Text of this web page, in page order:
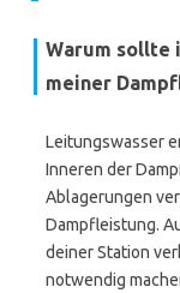
Warum sollte
meiner
Leitungswasser
Inneren der
Ablagerungen
Dampfleistung.
deiner Station
notwendig